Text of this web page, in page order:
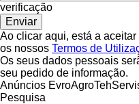
verificação
Ao clicar aqui, está a aceitar
os nossos Termos de
Os seus dados pessoais
seu pedido de informação.
Anúncios
Pesquisa